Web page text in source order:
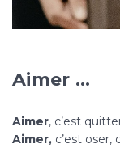
Aimer ...
Aimer, c’est
Aimer, c’est oser,